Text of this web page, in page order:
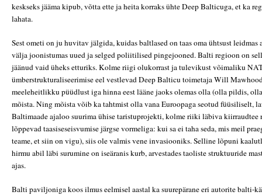
keskseks jääma kipub, võtta ette ja heita korraks ühte Deep Balticuga, et ka
lahata.
Sest ometi on ju huvitav jälgida, kuidas baltlased on taas oma ühtsust
välja joonistumas uued ja selged poliitilised pingejooned. Balti regioon on
jäänud vaid üheks etturiks. Kolme riigi olukorrast ja tulevikust võimaliku
ümberstrukturaliseerimise eel vestlevad Deep Balticu toimetaja Will
meeleheitlikku püüdlust iga hinna eest lääne jaoks olemas olla (olla pildis,
mõista. Ning mõista võib ka tahtmist olla vana Euroopaga seotud füüsiliselt,
Baltimaade ajaloo suurima ühise taristuprojekti, kolme riiki läbiva kiirraudtee
lõppevad taasiseseisvumise järgse vormeliga: kui sa ei taha seda, mis meil
teame, et siin on vigu), siis ole valmis vene invasiooniks. Selline lõpuni
hirmu abil läbi surumine on iseäranis kurb, arvestades taoliste struktuuride
ajas.
Balti paviljoniga koos ilmus eelmisel aastal ka suurepärane eri autorite balti-